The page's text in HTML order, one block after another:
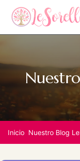
Inicio Nuestro Blog